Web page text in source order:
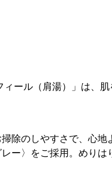
ール（肩湯）」は、
除のしやすさで、心
ー〉をご採用。めりは